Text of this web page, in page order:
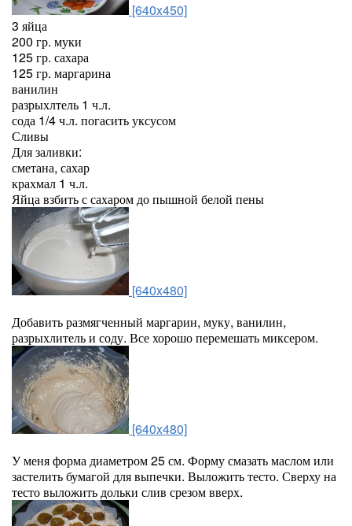
[640x450]
3 яйца
200 гр. муки
125 гр. сахара
125 гр. маргарина
ванилин
разрыхлтель 1 ч.л.
сода 1/4 ч.л. погасить уксусом
Сливы
Для заливки:
сметана, сахар
крахмал 1 ч.л.
Яйца взбить с сахаром до пышной белой пены
[640x480]
Добавить размягченный маргарин, муку, ванилин,
разрыхлитель и соду. Все хорошо перемешать миксером.
[640x480]
У меня форма диаметром 25 см. Форму смазать маслом или
застелить бумагой для выпечки. Выложить тесто. Сверху на
тесто выложить дольки слив срезом вверх.